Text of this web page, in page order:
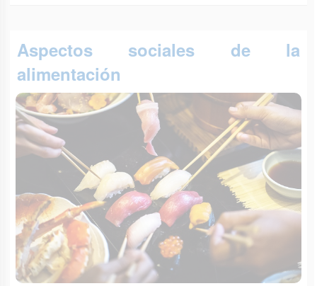
Aspectos sociales de la
alimentación